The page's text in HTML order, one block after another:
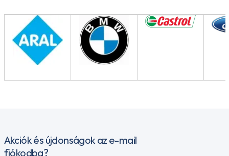
Akciók és újdonságok az e-mail
fiókodba?